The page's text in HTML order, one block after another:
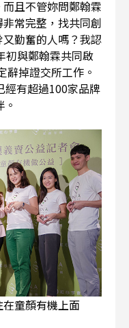
且不管妳問鄭翰霖
常完整，找共同創
勤奮的人嗎？我認
初與鄭翰霖共同啟
掉證交所工作。
有超過100家品牌
童顏有機上面